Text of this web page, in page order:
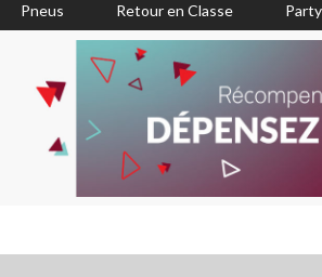
Pneus Retour en Classe